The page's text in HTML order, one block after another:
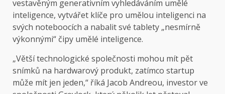
vestavěným generativním vyhledáváním umělé
inteligence, vytvářet klíče pro umělou inteligenci na
svých noteboocích a nabalit své tablety „nesmírně
výkonnými“ čipy umělé inteligence.
„Větší technologické společnosti mohou mít pět
snímků na hardwarový produkt, zatímco startup
může mít jen jeden,“ říká Jacob Andreou, investor ve